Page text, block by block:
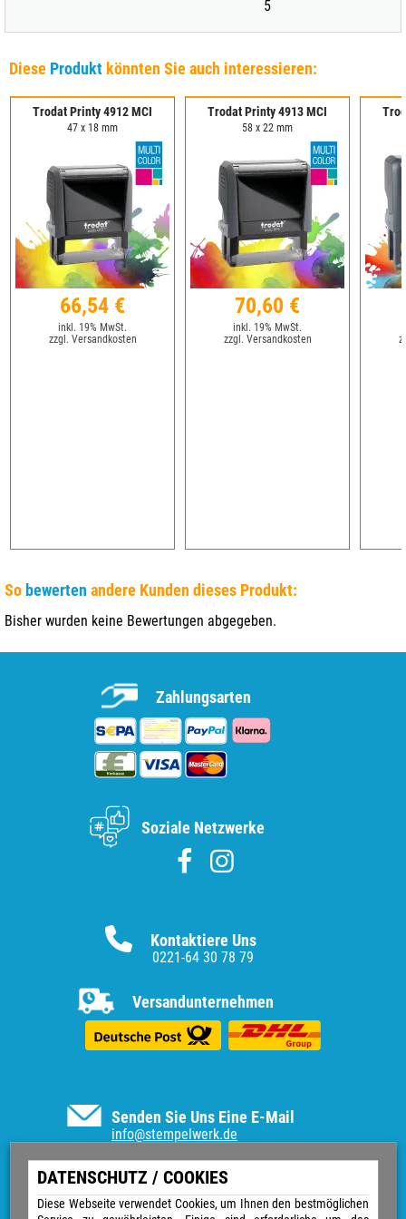
DATENSCHUTZ / COOKIES
Diese Webseite verwendet Cookies, um Ihnen den bestmöglichen
5
Diese Produkt könnten Sie auch interessieren:
Trodat Printy 4912 MCI
47 x 18 mm
66,54 €
inkl. 19% MwSt.
zzgl. Versandkosten
Trodat Printy 4913 MCI
58 x 22 mm
70,60 €
inkl. 19% MwSt.
zzgl. Versandkosten
So bewerten andere Kunden dieses Produkt:
Bisher wurden keine Bewertungen abgegeben.
Senden Sie Uns Eine E-Mail
info@stempelwerk.de
Informationen
Vertrag widerrufen
Kontaktiere Uns
0221-64 30 78 79
Versandunternehmen
Zahlungsarten
Soziale Netzwerke